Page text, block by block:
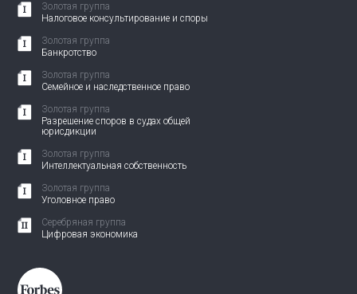
Золотая группа
Налоговое консультирование и споры
Золотая группа
Банкротство
Золотая группа
Семейное и наследственное право
Золотая группа
Разрешение споров в судах общей
юрисдикции
Золотая группа
Интеллектуальная собственность
Золотая группа
Уголовное право
Серебряная группа
Цифровая экономика